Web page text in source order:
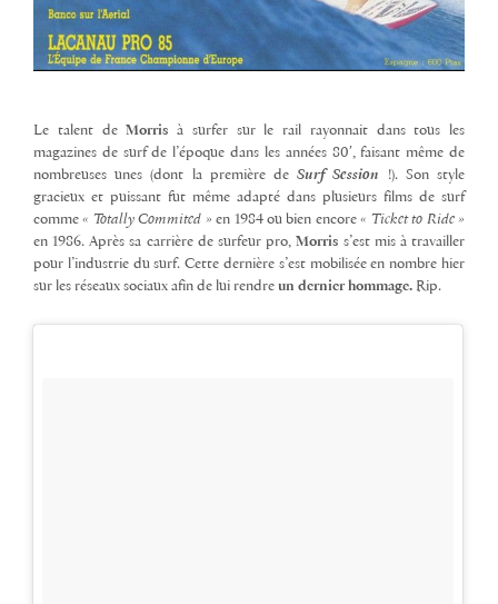
Le talent deMorris à surfer sur le rail rayonnait dans tous les
magazines de surf de l’époque dans les années 80′, faisant même de
nombreuses unes (dont la première deSurf Session
!). Son style
gracieux et puissant fut même adapté dans plusieurs films de surf
comme« Totally Commited » en 1984 ou bien encore« Ticket to Ride »
en 1986. Après sa carrière de surfeur pro,Morris s’est mis à travailler
pour l’industrie du surf. Cette dernière s’est mobilisée en nombre hier
sur les réseaux sociaux afin de lui rendre un dernier hommage. Rip.